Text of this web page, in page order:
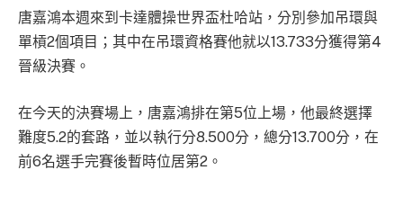
唐嘉鴻本週來到卡達體操世界盃杜哈站，分別參加吊環與
單槓2個項目；其中在吊環資格賽他就以13.733分獲得第4
晉級決賽。
在今天的決賽場上，唐嘉鴻排在第5位上場，他最終選擇
難度5.2的套路，並以執行分8.500分，總分13.700分，在
前6名選手完賽後暫時位居第2。